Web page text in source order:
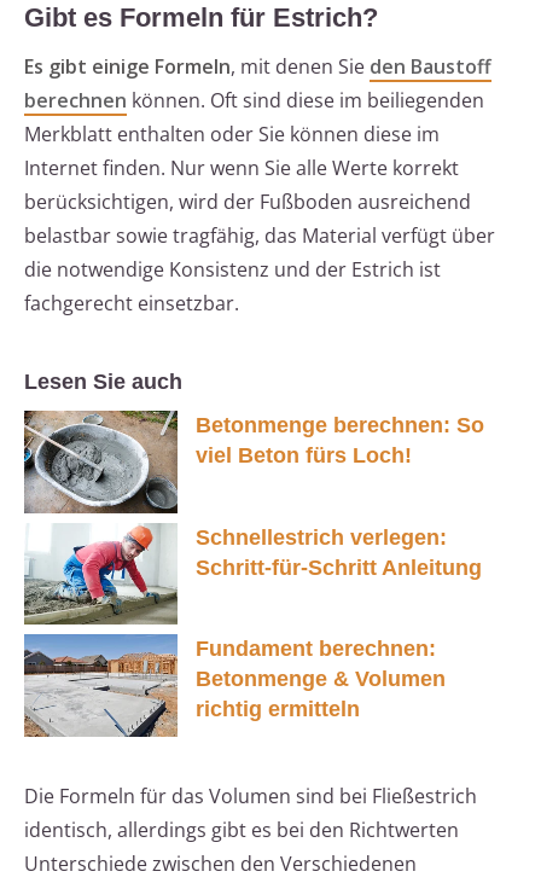
Gibt es Formeln für Estrich?
Es gibt einige Formeln, mit denen Sie den Baustoff
berechnen können. Oft sind diese im beiliegenden
Merkblatt enthalten oder Sie können diese im
Internet finden. Nur wenn Sie alle Werte korrekt
berücksichtigen, wird der Fußboden ausreichend
belastbar sowie tragfähig, das Material verfügt über
die notwendige Konsistenz und der Estrich ist
fachgerecht einsetzbar.
Lesen Sie auch
Betonmenge berechnen: So
viel Beton fürs Loch!
Schnellestrich verlegen:
Schritt-für-Schritt Anleitung
Fundament berechnen:
Betonmenge & Volumen
richtig ermitteln
Die Formeln für das Volumen sind bei Fließestrich
identisch, allerdings gibt es bei den Richtwerten
Unterschiede zwischen den Verschiedenen